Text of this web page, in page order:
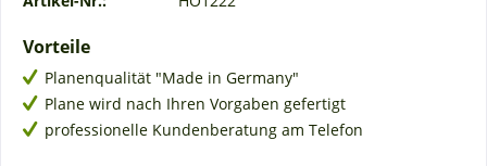
Vorteile
Planenqualität "Made in Germany"
Plane wird nach Ihren Vorgaben gefertigt
professionelle Kundenberatung am Telefon